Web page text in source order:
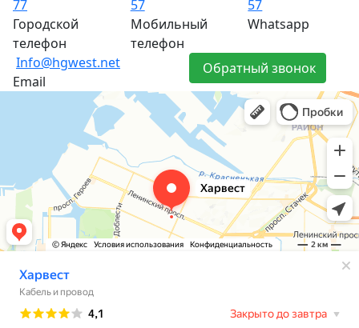
77
Городской
телефон
57
Мобильный
телефон
57
Whatsapp
Info@hgwest.net
Email
Обратный звонок